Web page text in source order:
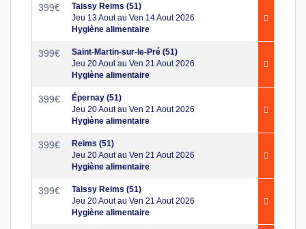
399€
Taissy Reims (51)
Jeu 13 Aout au Ven 14 Aout 2026
Hygiène alimentaire
399€
Saint-Martin-sur-le-Pré (51)
Jeu 20 Aout au Ven 21 Aout 2026
Hygiène alimentaire
399€
Épernay (51)
Jeu 20 Aout au Ven 21 Aout 2026
Hygiène alimentaire
399€
Reims (51)
Jeu 20 Aout au Ven 21 Aout 2026
Hygiène alimentaire
399€
Taissy Reims (51)
Jeu 20 Aout au Ven 21 Aout 2026
Hygiène alimentaire